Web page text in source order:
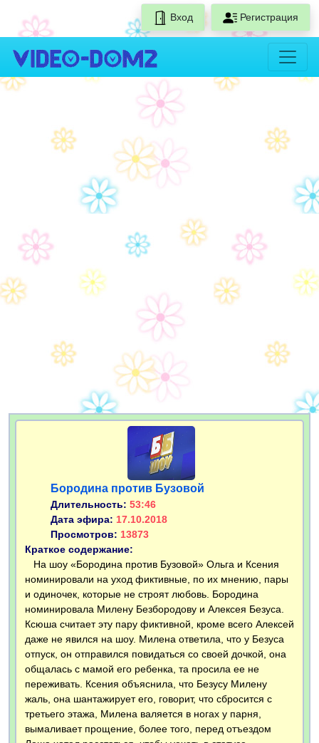
Вход Регистрация
Бородина против Бузовой
Длительность: 53:46
Дата эфира: 17.10.2018
Просмотров: 13873
Краткое содержание:
На шоу «Бородина против Бузовой» Ольга и Ксения
номинировали на уход фиктивные, по их мнению, пары
и одиночек, которые не строят любовь. Бородина
номинировала Милену Безбородову и Алексея Безуса.
Ксюша считает эту пару фиктивной, кроме всего Алексей
даже не явился на шоу. Милена ответила, что у Безуса
отпуск, он отправился повидаться со своей дочкой, она
общалась с мамой его ребенка, та просила ее не
переживать. Ксения объяснила, что Безусу Милену
жаль, она шантажирует его, говорит, что сбросится с
третьего этажа, Милена валяется в ногах у парня,
вымаливает прощение, более того, перед отъездом